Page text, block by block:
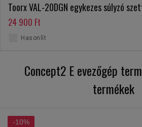
Toorx VAL-20DGN egykezes súlyzó
24 900 Ft
Hasonlít
Concept2 E evezőgép
termékek
-10%